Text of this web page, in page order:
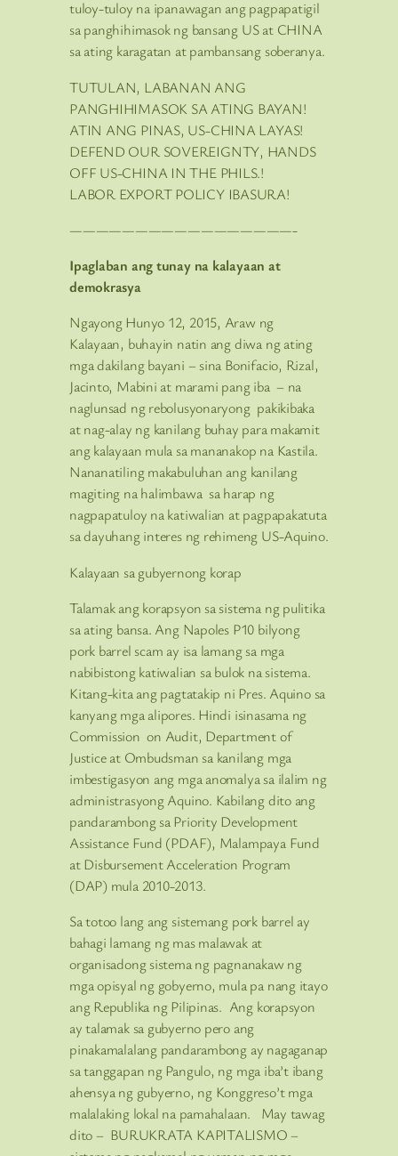
tuloy-tuloy na ipanawagan ang pagpapatigil
sa panghihimasok ng bansang US at CHINA
sa ating karagatan at pambansang soberanya.
TUTULAN, LABANAN ANG
PANGHIHIMASOK SA ATING BAYAN!
ATIN ANG PINAS, US-CHINA LAYAS!
DEFEND OUR SOVEREIGNTY, HANDS
OFF US-CHINA IN THE PHILS.!
LABOR EXPORT POLICY IBASURA!
—————————————————-
Ipaglaban ang tunay na kalayaan at
demokrasya
Ngayong Hunyo 12, 2015, Araw ng
Kalayaan, buhayin natin ang diwa ng ating
mga dakilang bayani – sina Bonifacio, Rizal,
Jacinto, Mabini at marami pang iba – na
naglunsad ng rebolusyonaryong pakikibaka
at nag-alay ng kanilang buhay para makamit
ang kalayaan mula sa mananakop na Kastila.
Nananatiling makabuluhan ang kanilang
magiting na halimbawa sa harap ng
nagpapatuloy na katiwalian at pagpapakatuta
sa dayuhang interes ng rehimeng US-Aquino.
Kalayaan sa gubyernong korap
Talamak ang korapsyon sa sistema ng pulitika
sa ating bansa. Ang Napoles P10 bilyong
pork barrel scam ay isa lamang sa mga
nabibistong katiwalian sa bulok na sistema.
Kitang-kita ang pagtatakip ni Pres. Aquino sa
kanyang mga alipores. Hindi isinasama ng
Commission on Audit, Department of
Justice at Ombudsman sa kanilang mga
imbestigasyon ang mga anomalya sa ilalim ng
administrasyong Aquino. Kabilang dito ang
pandarambong sa Priority Development
Assistance Fund (PDAF), Malampaya Fund
at Disbursement Acceleration Program
(DAP) mula 2010-2013.
Sa totoo lang ang sistemang pork barrel ay
bahagi lamang ng mas malawak at
organisadong sistema ng pagnanakaw ng
mga opisyal ng gobyerno, mula pa nang itayo
ang Republika ng Pilipinas. Ang korapsyon
ay talamak sa gubyerno pero ang
pinakamalalang pandarambong ay nagaganap
sa tanggapan ng Pangulo, ng mga iba’t ibang
ahensya ng gubyerno, ng Konggreso’t mga
malalaking lokal na pamahalaan. May tawag
dito – BURUKRATA KAPITALISMO –